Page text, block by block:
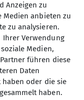
Anzeigen zu
anbieten zu
zu analysieren.
Verwendung
Medien,
führen diese
Daten
oder die sie
haben.